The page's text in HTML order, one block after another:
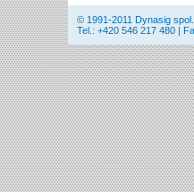
© 1991-2011 Dynasig
Tel.: +420 546 217 480 |